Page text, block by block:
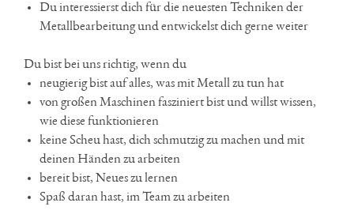
Du interessierst dich für die neuesten Techniken der
Metallbearbeitung und entwickelst dich gerne weiter
Du bist bei uns richtig, wenn du
neugierig bist auf alles, was mit Metall zu tun hat
von großen Maschinen fasziniert bist und willst wissen,
wie diese funktionieren
keine Scheu hast, dich schmutzig zu machen und mit
deinen Händen zu arbeiten
bereit bist, Neues zu lernen
Spaß daran hast, im Team zu arbeiten